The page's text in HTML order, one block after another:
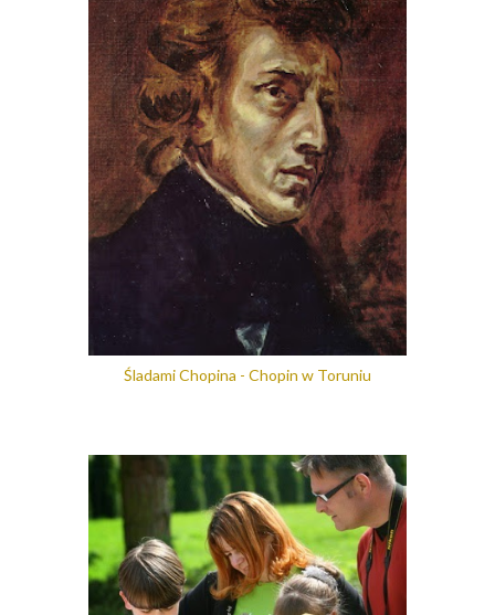
Śladami Chopina - Chopin w Toruniu